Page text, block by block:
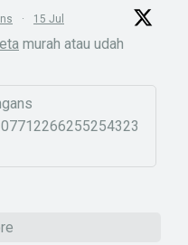
· 15 Jul
murah atau udah